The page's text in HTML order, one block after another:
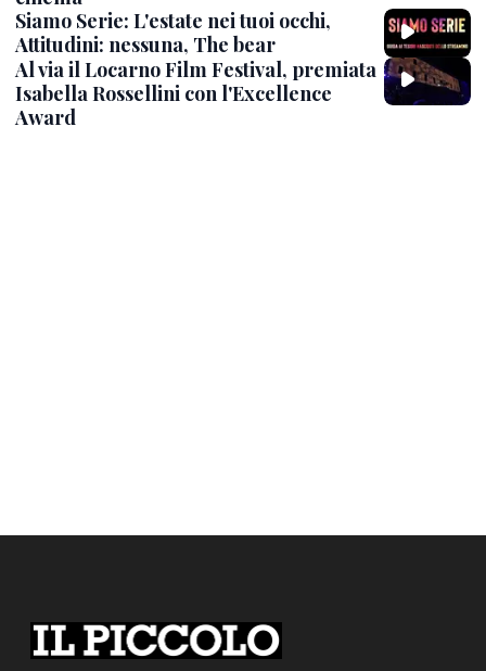
Siamo Serie: L'estate nei tuoi occhi,
Attitudini: nessuna, The bear
Al via il Locarno Film Festival, premiata
Isabella Rossellini con l'Excellence
Award